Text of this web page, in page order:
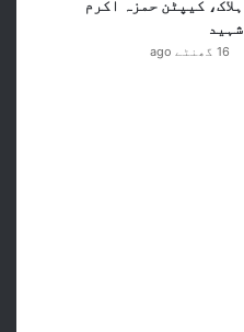
ہلاک، کیپٹن حمزہ اکرم
شہید
16 گھنٹے ago